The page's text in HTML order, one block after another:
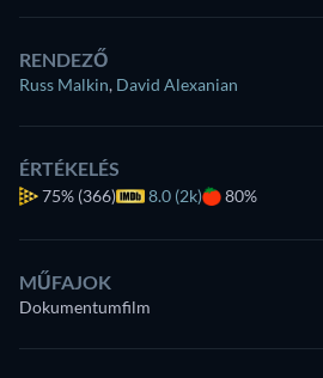
RENDEZŐ
Russ Malkin, David Alexanian
ÉRTÉKELÉS
75% (366) 8.0 (2k) 80%
MŰFAJOK
Dokumentumfilm